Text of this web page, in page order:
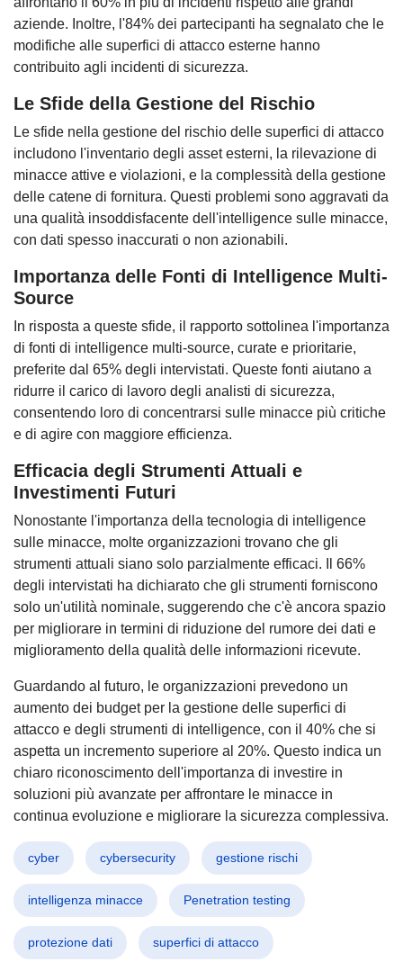
aziende. Inoltre, l'84% dei partecipanti ha segnalato che le
modifiche alle superfici di attacco esterne hanno
contribuito agli incidenti di sicurezza.
Le Sfide della Gestione del Rischio
Le sfide nella gestione del rischio delle superfici di attacco
includono l'inventario degli asset esterni, la rilevazione di
minacce attive e violazioni, e la complessità della gestione
delle catene di fornitura. Questi problemi sono aggravati da
una qualità insoddisfacente dell'intelligence sulle minacce,
con dati spesso inaccurati o non azionabili.
Importanza delle Fonti di Intelligence Multi-
Source
In risposta a queste sfide, il rapporto sottolinea l'importanza
di fonti di intelligence multi-source, curate e prioritarie,
preferite dal 65% degli intervistati. Queste fonti aiutano a
ridurre il carico di lavoro degli analisti di sicurezza,
consentendo loro di concentrarsi sulle minacce più critiche
e di agire con maggiore efficienza.
Efficacia degli Strumenti Attuali e
Investimenti Futuri
Nonostante l'importanza della tecnologia di intelligence
sulle minacce, molte organizzazioni trovano che gli
strumenti attuali siano solo parzialmente efficaci. Il 66%
degli intervistati ha dichiarato che gli strumenti forniscono
solo un'utilità nominale, suggerendo che c'è ancora spazio
per migliorare in termini di riduzione del rumore dei dati e
miglioramento della qualità delle informazioni ricevute.
Guardando al futuro, le organizzazioni prevedono un
aumento dei budget per la gestione delle superfici di
attacco e degli strumenti di intelligence, con il 40% che si
aspetta un incremento superiore al 20%. Questo indica un
chiaro riconoscimento dell'importanza di investire in
soluzioni più avanzate per affrontare le minacce in
continua evoluzione e migliorare la sicurezza complessiva.
cyber cybersecurity gestione rischi
intelligenza minacce Penetration testing
protezione dati superfici di attacco